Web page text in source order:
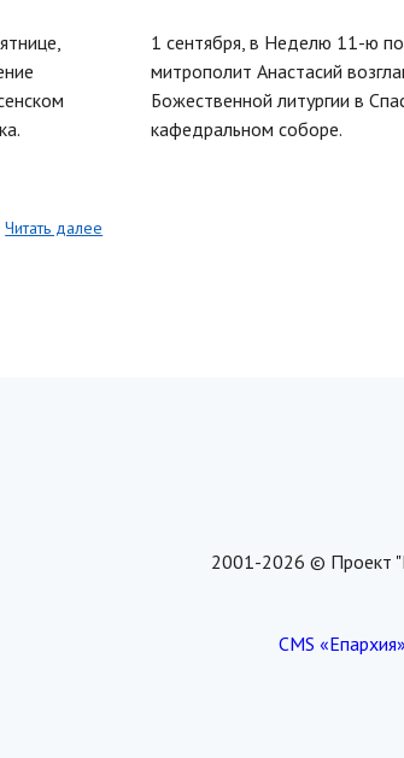
Читать далее
1 сентября, в Неделю 11-ю
митрополит Анастасий
Божественной литургии в
кафедральном соборе.
2001-2026 © Проект
CMS «Епархия»